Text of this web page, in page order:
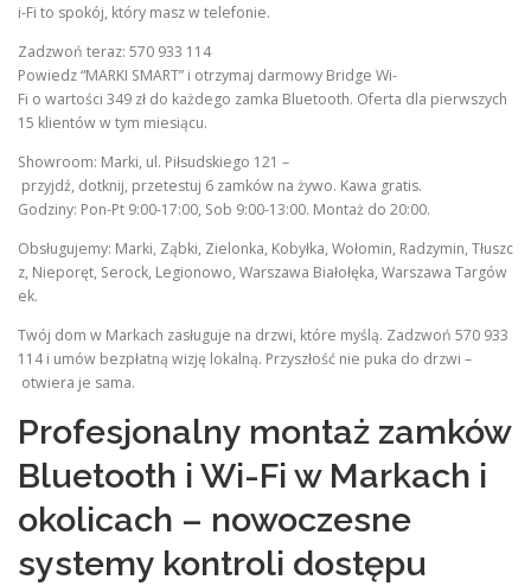
i-Fi to spokój, który masz w telefonie.
Zadzwoń teraz: 570 933 114
Powiedz “MARKI SMART” i otrzymaj darmowy Bridge Wi-
Fi o wartości 349 zł do każdego zamka Bluetooth. Oferta dla pierwszych
15 klientów w tym miesiącu.
Showroom: Marki, ul. Piłsudskiego 121 –
przyjdź, dotknij, przetestuj 6 zamków na żywo. Kawa gratis.
Godziny: Pon-Pt 9:00-17:00, Sob 9:00-13:00. Montaż do 20:00.
Obsługujemy: Marki, Ząbki, Zielonka, Kobyłka, Wołomin, Radzymin, Tłuszc
z, Nieporęt, Serock, Legionowo, Warszawa Białołęka, Warszawa Targów
ek.
Twój dom w Markach zasługuje na drzwi, które myślą. Zadzwoń 570 933
114 i umów bezpłatną wizję lokalną. Przyszłość nie puka do drzwi –
otwiera je sama.
Profesjonalny montaż zamków
Bluetooth i Wi-Fi w Markach i
okolicach – nowoczesne
systemy kontroli dostępu